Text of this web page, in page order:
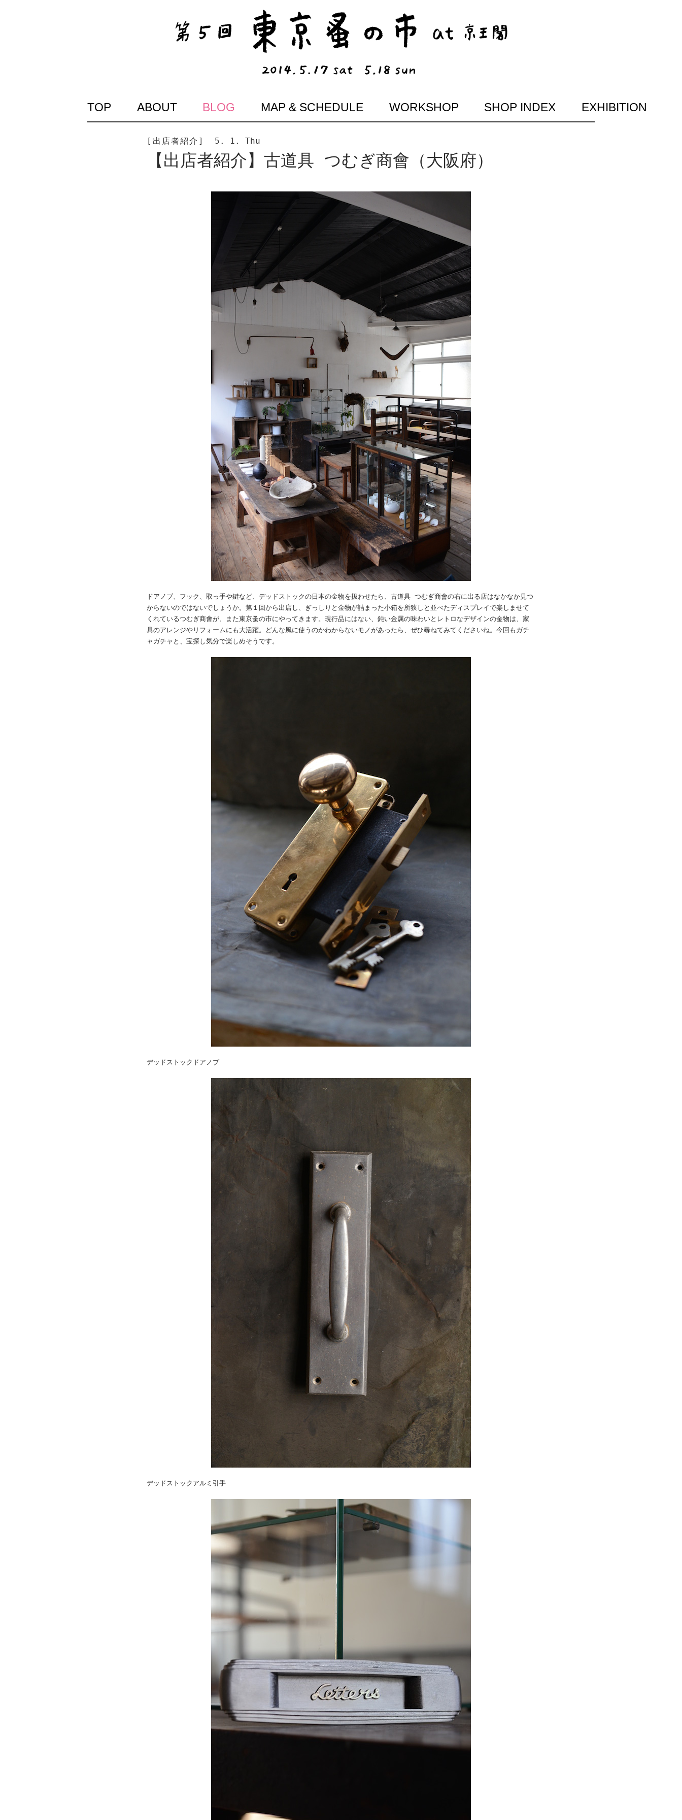
TOP ABOUT BLOG MAP & SCHEDULE WORKSHOP SHOP INDEX EXHIBITION
[出店者紹介] 5. 1. Thu
【出店者紹介】古道具 つむぎ商會（大阪府）
ドアノブ、フック、取っ手や鍵など、デッドストックの日本の金物を扱わせたら、古道具 つむぎ商會の右に出る店はなかなか見つ
からないのではないでしょうか。第１回から出店し、ぎっしりと金物が詰まった小箱を所狭しと並べたディスプレイで楽しませて
くれているつむぎ商會が、また東京蚤の市にやってきます。現行品にはない、鈍い金属の味わいとレトロなデザインの金物は、家
具のアレンジやリフォームにも大活躍。どんな風に使うのかわからないモノがあったら、ぜひ尋ねてみてくださいね。今回もガチ
ャガチャと、宝探し気分で楽しめそうです。
デッドストックドアノブ
デッドストックアルミ引手